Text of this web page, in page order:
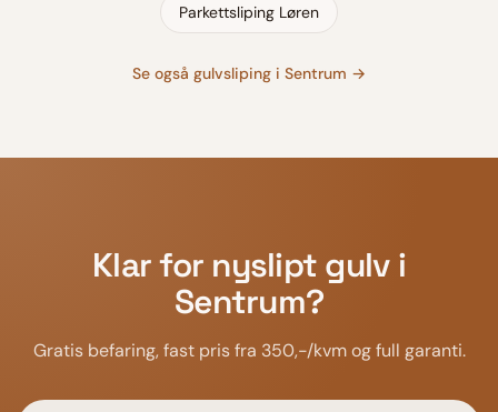
Parkettsliping Løren
Se også gulvsliping i Sentrum →
Klar for nyslipt gulv i
Sentrum?
Gratis befaring, fast pris fra 350,-/kvm og full garanti.